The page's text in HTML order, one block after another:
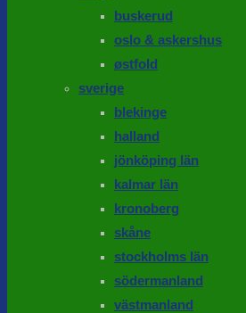
buskerud
oslo & askershus
østfold
sverige
blekinge
halland
jönköping län
kalmar län
kronoberg
skåne
stockholms län
södermanland
västmanland